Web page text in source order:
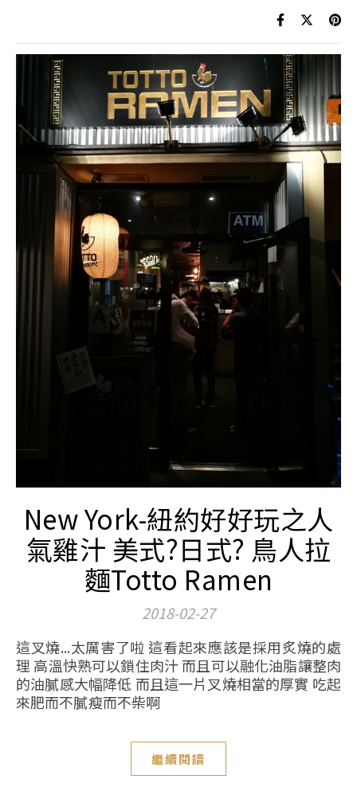
New York-紐約好好玩之人
氣雞汁 美式?日式? 鳥人拉
麵Totto Ramen
2018-02-27
這叉燒...太厲害了啦 這看起來應該是採用炙燒的處
理 高溫快熟可以鎖住肉汁 而且可以融化油脂讓整肉
的油膩感大幅降低 而且這一片叉燒相當的厚實 吃起
來肥而不膩瘦而不柴啊
繼續閱讀